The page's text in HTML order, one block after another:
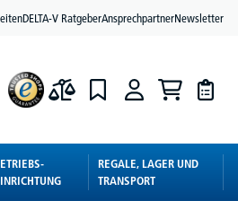
DELTA-V RatgeberAnsprechpartnerNewsletter
REGALE, LAGER UND
TRANSPORT